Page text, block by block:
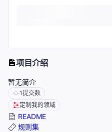
项目介绍
暂无简介
1提交数
定制我的领域
README
规则集